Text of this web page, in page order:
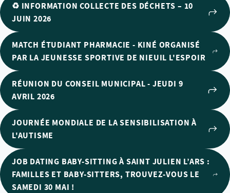
♻️ INFORMATION COLLECTE DES DÉCHETS – 10
JUIN 2026
MATCH ÉTUDIANT PHARMACIE - KINÉ ORGANISÉ
PAR LA JEUNESSE SPORTIVE DE NIEUIL L'ESPOIR
RÉUNION DU CONSEIL MUNICIPAL - JEUDI 9
AVRIL 2026
JOURNÉE MONDIALE DE LA SENSIBILISATION À
L'AUTISME
JOB DATING BABY-SITTING À SAINT JULIEN L’ARS :
FAMILLES ET BABY-SITTERS, TROUVEZ-VOUS LE
SAMEDI 30 MAI !